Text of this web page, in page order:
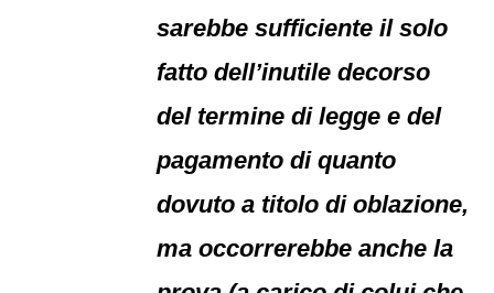
sarebbe sufficiente il solo
fatto dell’inutile decorso
del termine di legge e del
pagamento di quanto
dovuto a titolo di oblazione,
ma occorrerebbe anche la